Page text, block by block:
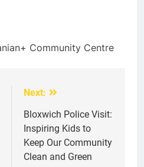
Community Centre
Next:
Bloxwich Police Visit:
Inspiring Kids to
Keep Our Community
Clean and Green
together to celebrate
MEDIA